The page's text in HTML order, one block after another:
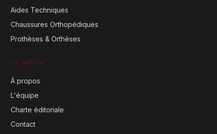
Aides Techniques
Chaussures Orthopédiques
Prothèses & Orthèses
LE MÉDIA
À propos
L'équipe
Charte éditoriale
Contact